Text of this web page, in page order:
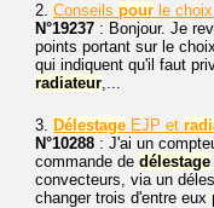
2. Conseils pour le
N°19237 : Bonjour. Je
points portant sur le
qui indiquent qu'il faut
radiateur,...
3. Délestage EJP et
N°10288 : J'ai un
commande de délestage
convecteurs, via un
changer trois d'entre eux